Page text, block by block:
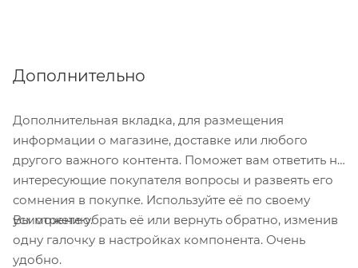
Дополнительно
Дополнительная вкладка, для размещения
информации о магазине, доставке или любого
другого важного контента. Поможет вам ответить на
интересующие покупателя вопросы и развеять его
сомнения в покупке. Используйте её по своему
усмотрению.
Вы можете убрать её или вернуть обратно, изменив
одну галочку в настройках компонента. Очень
удобно.